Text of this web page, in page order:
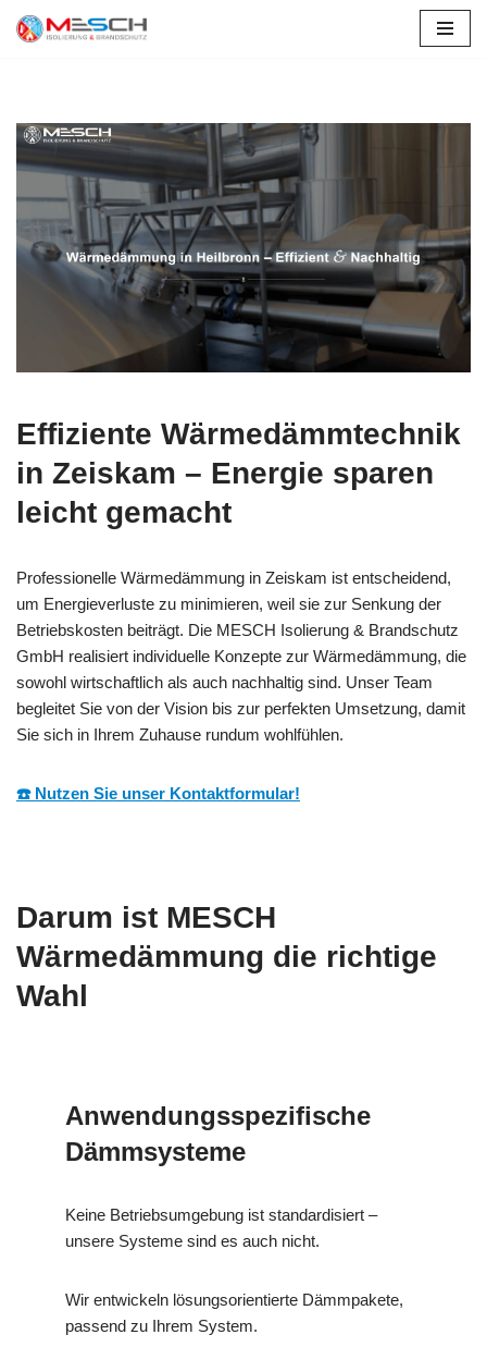
Effiziente Wärmedämmtechnik
in Zeiskam – Energie sparen
leicht gemacht
Professionelle Wärmedämmung in Zeiskam ist entscheidend,
um Energieverluste zu minimieren, weil sie zur Senkung der
Betriebskosten beiträgt. Die MESCH Isolierung & Brandschutz
GmbH realisiert individuelle Konzepte zur Wärmedämmung, die
sowohl wirtschaftlich als auch nachhaltig sind. Unser Team
begleitet Sie von der Vision bis zur perfekten Umsetzung, damit
Sie sich in Ihrem Zuhause rundum wohlfühlen.
☎️ Nutzen Sie unser Kontaktformular!
Darum ist MESCH
Wärmedämmung die richtige
Wahl
Anwendungsspezifische
Dämmsysteme
Keine Betriebsumgebung ist standardisiert –
unsere Systeme sind es auch nicht.
Wir entwickeln lösungsorientierte Dämmpakete,
passend zu Ihrem System.